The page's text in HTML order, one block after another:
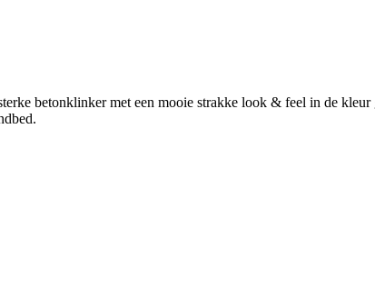
betonklinker met een mooie strakke look & feel in de